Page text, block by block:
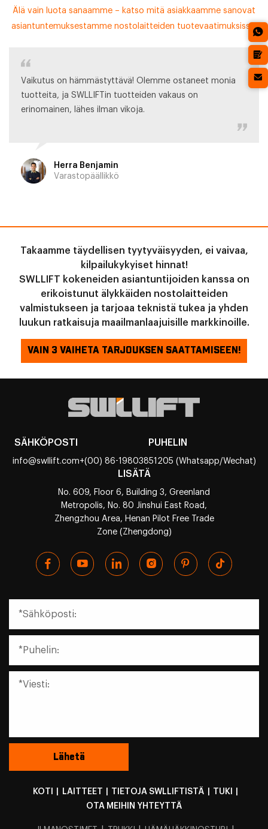
Älä vain luota sanaamme – katso mitä asiakkaamme sanovat
asiantuntemuksestamme nostolaitteiden tuotevaatimuksissa.
Vaikutus on hämmästyttävä! Olemme ostaneet monia
tuotteita, ja SWLLIFTin tuotteiden vakaus on
erinomainen, lähes ilman vikoja.
Herra Benjamin
Varastopäällikkö
Takaamme täydellisen tyytyväisyyden, ei vaivaa,
kilpailukykyiset hinnat!
SWLLIFT kokeneiden asiantuntijoiden kanssa on
erikoistunut älykkäiden nostolaitteiden
valmistukseen ja tarjoaa teknistä tukea ja yhden
luukun ratkaisuja maailmanlaajuisille markkinoille.
VAIN 3 VAIHETA TARJOUKSEN SAATTAMISEEN!
SÄHKÖPOSTI
info@swllift.com
PUHELIN
+(00) 86-19803851205 (Whatsapp/Wechat)
LISÄTÄ
No. 609, Floor 6, Building 3, Greenland
Metropolis, No. 80 Jinshui East Road,
Zhengzhou Area, Henan Pilot Free Trade
Zone (Zhengdong)
KOTI LAITTEET TIETOJA SWLLIFTISTÄ TUKI
OTA MEIHIN YHTEYTTÄ